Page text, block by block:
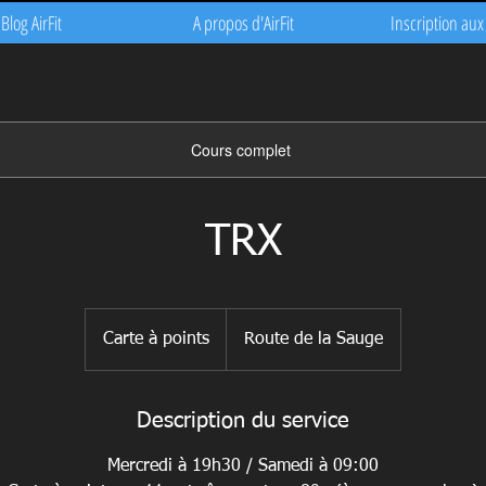
Blog AirFit A propos d'AirFit Inscription
Cours complet
TRX
pointsCarte à points Route de la Sauge
Description du service
Mercredi à 19h30 / Samedi à 09:00